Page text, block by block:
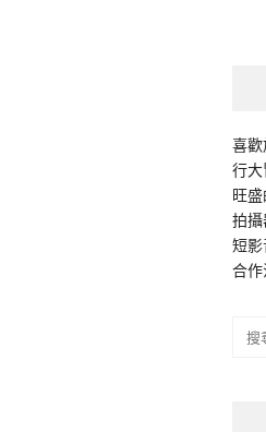
喜歡
行大
旺
拍攝
短影
合作